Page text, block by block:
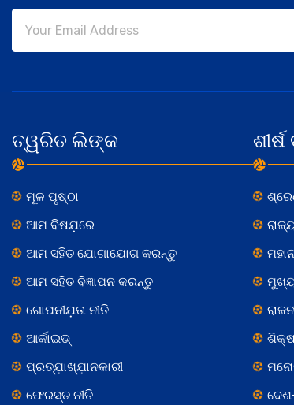
ତ୍ୱରିତ ଲିଙ୍କ
ମୂଳ ପୃଷ୍ଠା
ଆମ ବିଷଯ଼ରେ
ଆମ ସହିତ ଯୋଗାଯୋଗ କରନ୍ତୁ
ଆମ ସହିତ ବିଜ୍ଞାପନ କରନ୍ତୁ
ଗୋପନୀଯ଼ତା ନୀତି
ଆର୍କାଇଭ୍
ପ୍ରତ୍ଯ଼ାଖ୍ଯ଼ାନକାରୀ
ଫେରସ୍ତ ନୀତି